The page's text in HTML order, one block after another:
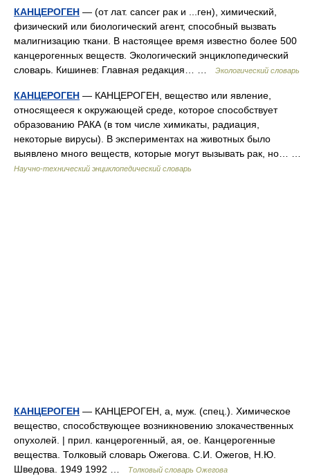
КАНЦЕРОГЕН — (от лат. cancer рак и ...ген), химический,
физический или биологический агент, способный вызвать
малигнизацию ткани. В настоящее время известно более 500
канцерогенных веществ. Экологический энциклопедический
словарь. Кишинев: Главная редакция… …
Экологический словарь
КАНЦЕРОГЕН — КАНЦЕРОГЕН, вещество или явление,
относящееся к окружающей среде, которое способствует
образованию РАКА (в том числе химикаты, радиация,
некоторые вирусы). В экспериментах на животных было
выявлено много веществ, которые могут вызывать рак, но… …
Научно-технический энциклопедический словарь
КАНЦЕРОГЕН — КАНЦЕРОГЕН, а, муж. (спец.). Химическое
вещество, способствующее возникновению злокачественных
опухолей. | прил. канцерогенный, ая, ое. Канцерогенные
вещества. Толковый словарь Ожегова. С.И. Ожегов, Н.Ю.
Шведова. 1949 1992 …
Толковый словарь Ожегова